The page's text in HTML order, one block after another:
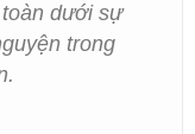
dưới sự
trong